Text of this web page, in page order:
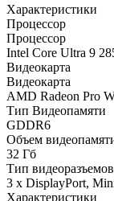
Характеристики
Процессор
Процессор
Intel Core Ultra 9
Видеокарта
Видеокарта
AMD Radeon Pro
Тип Видеопамяти
GDDR6
Объем
32 Гб
Тип видеоразъемов
3 x DisplayPort,
Характеристики